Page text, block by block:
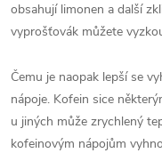
obsahují limonen a další
vyprošťovák můžete
Čemu je naopak lepší se
nápoje. Kofein sice
u jiných může zrychlený
kofeinovým nápojům